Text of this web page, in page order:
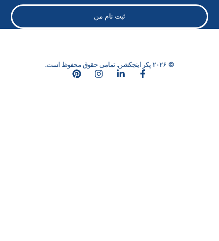
ثبت نام من